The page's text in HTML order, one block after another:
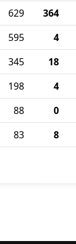
629 364
595 4
345 18
198 4
88 0
83 8